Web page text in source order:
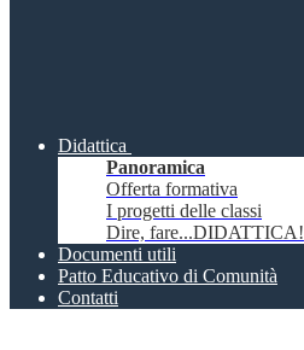
Didattica
Panoramica
Offerta formativa
I progetti delle classi
Dire, fare...DIDATTICA!
Documenti utili
Patto Educativo di Comunità
Contatti